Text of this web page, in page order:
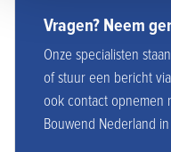
Vragen? Neem
Onze specialisten
of stuur een bericht
ook contact opnemen
Bouwend Nederland